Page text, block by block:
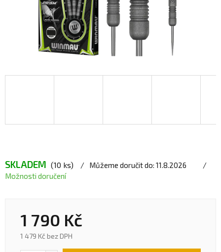
SKLADEM (10 ks) Můžeme doručit do: 11.8.2026
Možnosti doručení
1 790 Kč
1 479 Kč bez DPH